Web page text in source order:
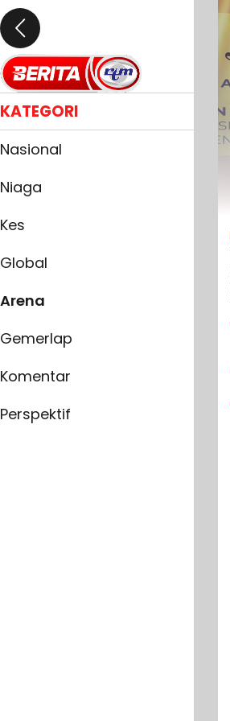
KATEGORI
Nasional
Niaga
Kes
Global
Arena
Gemerlap
Komentar
Perspektif